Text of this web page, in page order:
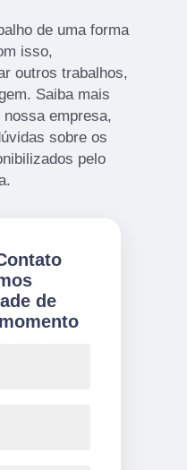
de uma forma
isso,
outros trabalhos,
Saiba mais
empresa,
sobre os
pelo
de